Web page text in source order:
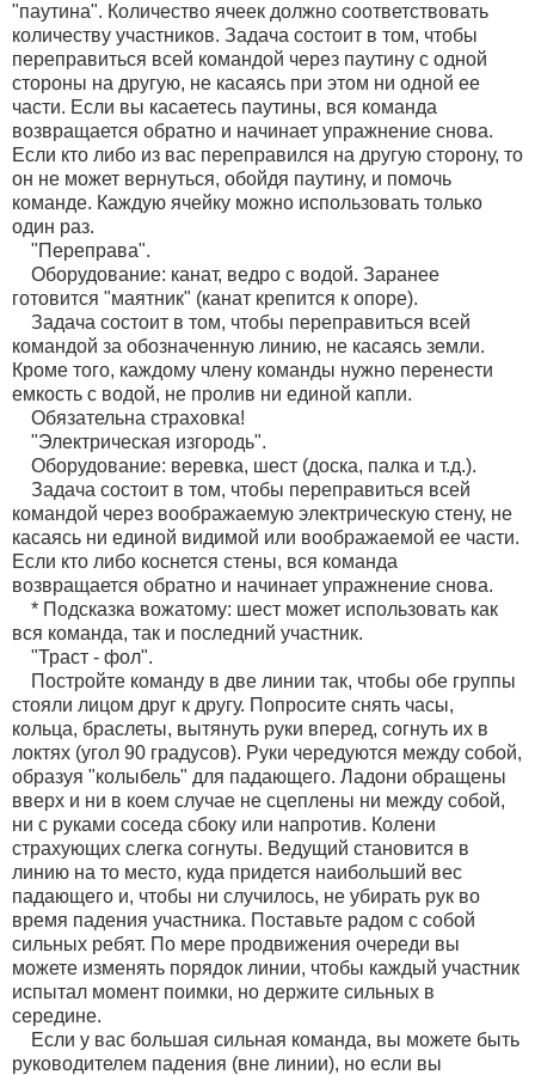
"паутина". Количество ячеек должно соответствовать
количеству участников. Задача состоит в том, чтобы
переправиться всей командой через паутину с одной
стороны на другую, не касаясь при этом ни одной ее
части. Если вы касаетесь паутины, вся команда
возвращается обратно и начинает упражнение снова.
Если кто либо из вас переправился на другую сторону, то
он не может вернуться, обойдя паутину, и помочь
команде. Каждую ячейку можно использовать только
один раз.
"Переправа".
Оборудование: канат, ведро с водой. Заранее
готовится "маятник" (канат крепится к опоре).
Задача состоит в том, чтобы переправиться всей
командой за обозначенную линию, не касаясь земли.
Кроме того, каждому члену команды нужно перенести
емкость с водой, не пролив ни единой капли.
Обязательна страховка!
"Электрическая изгородь".
Оборудование: веревка, шест (доска, палка и т.д.).
Задача состоит в том, чтобы переправиться всей
командой через воображаемую электрическую стену, не
касаясь ни единой видимой или воображаемой ее части.
Если кто либо коснется стены, вся команда
возвращается обратно и начинает упражнение снова.
* Подсказка вожатому: шест может использовать как
вся команда, так и последний участник.
"Траст - фол".
Постройте команду в две линии так, чтобы обе группы
стояли лицом друг к другу. Попросите снять часы,
кольца, браслеты, вытянуть руки вперед, согнуть их в
локтях (угол 90 градусов). Руки чередуются между собой,
образуя "колыбель" для падающего. Ладони обращены
вверх и ни в коем случае не сцеплены ни между собой,
ни с руками соседа сбоку или напротив. Колени
страхующих слегка согнуты. Ведущий становится в
линию на то место, куда придется наибольший вес
падающего и, чтобы ни случилось, не убирать рук во
время падения участника. Поставьте радом с собой
сильных ребят. По мере продвижения очереди вы
можете изменять порядок линии, чтобы каждый участник
испытал момент поимки, но держите сильных в
середине.
Если у вас большая сильная команда, вы можете быть
руководителем падения (вне линии), но если вы